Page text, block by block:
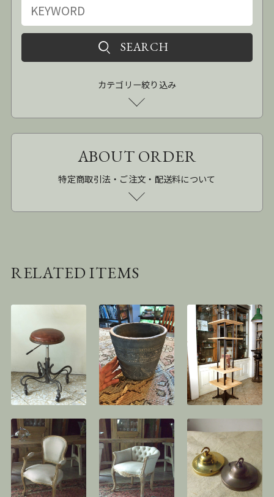
カテゴリー絞り込み
ABOUT ORDER
特定商取引法・ご注文・配送料について
RELATED ITEMS